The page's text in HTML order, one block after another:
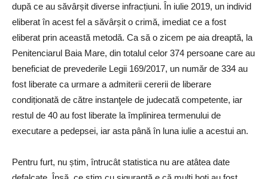
după ce au săvârșit diverse infracțiuni. În iulie 2019, un individ
eliberat în acest fel a săvârșit o crimă, imediat ce a fost
eliberat prin această metodă. Ca să o zicem pe aia dreaptă, la
Penitenciarul Baia Mare, din totalul celor 374 persoane care au
beneficiat de prevederile Legii 169/2017, un număr de 334 au
fost liberate ca urmare a admiterii cererii de liberare
condiționată de către instanţele de judecată competente, iar
restul de 40 au fost liberate la împlinirea termenului de
executare a pedepsei, iar asta până în luna iulie a acestui an.
Pentru furt, nu știm, întrucât statistica nu are atâtea date